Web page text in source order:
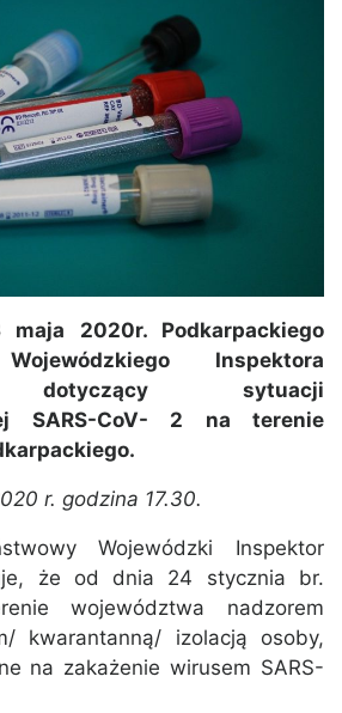
2020r. Podkarpackiego
Inspektora
dotyczący sytuacji
SARS-CoV- 2 na terenie
r. godzina 17.30.
Wojewódzki Inspektor
że od dnia 24 stycznia br.
województwa nadzorem
kwarantanną/ izolacją osoby,
na zakażenie wirusem SARS-